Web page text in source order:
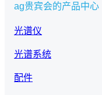
ag贵宾会的产品中心
光谱仪
光谱系统
配件